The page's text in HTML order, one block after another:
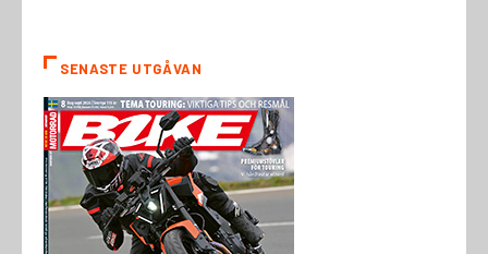
SENASTE UTGÅVAN